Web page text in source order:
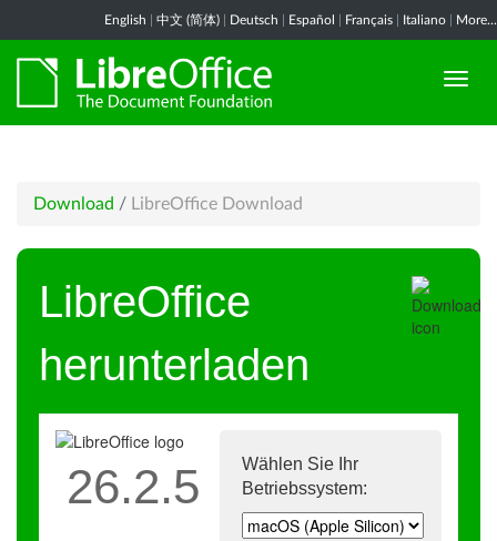
English 中文 (简体) Deutsch Español Français Italiano More...
Download / LibreOffice Download
LibreOffice
herunterladen
Wählen Sie Ihr
Betriebssystem:
26.2.5